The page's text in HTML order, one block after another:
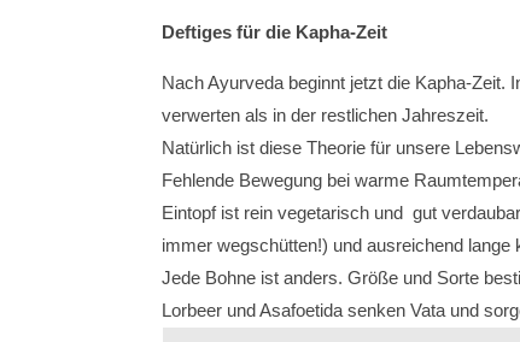
Deftiges für die Kapha-Zeit
Nach Ayurveda beginnt jetzt die Kapha-Zeit.
verwerten als in der restlichen Jahreszeit.
Natürlich ist diese Theorie für unsere
Fehlende Bewegung bei warme
Eintopf ist rein vegetarisch und gut
immer wegschütten!) und ausreichend
Jede Bohne ist anders. Größe und Sorte
Lorbeer und Asafoetida senken Vata und